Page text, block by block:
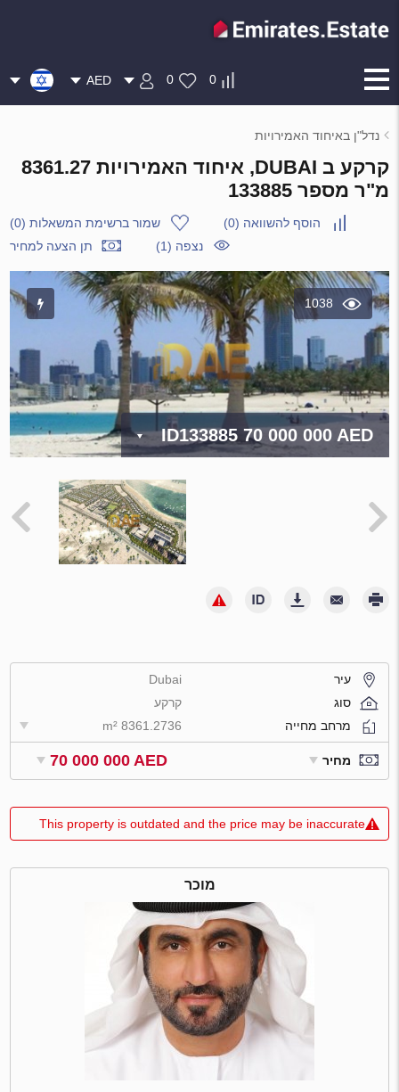
0
0
AED
נדל"ן באיחוד האמירויות
קרקע ב DUBAI, איחוד האמירויות 8361.27
מ"ר מספר 133885
הוסף להשוואה (
0
) שמור ברשימת המשאלות(
0
)
נצפה (1)
תן הצעה למחיר
1038
ID13388570 000 000 AED
עיר
Dubai
סוג
קרקע
מרחב מחייה
8361.2736 m²
מחיר 70 000 000 AED
This property is outdated and the price may be inaccurate
מוכר